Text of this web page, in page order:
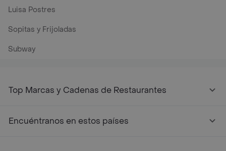
Luisa Postres
Sopitas y Frijoladas
Subway
Top Marcas y Cadenas de Restaurantes
Encuéntranos en estos países